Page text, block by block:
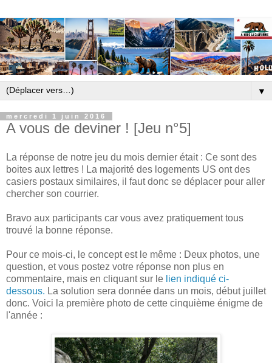
▼
mercredi 1 juin 2016
A vous de deviner ! [Jeu n°5]
La réponse de notre jeu du mois dernier était : Ce sont des
boites aux lettres ! La majorité des logements US ont des
casiers postaux similaires, il faut donc se déplacer pour aller
chercher son courrier.
Bravo aux participants car vous avez pratiquement tous
trouvé la bonne réponse.
Pour ce mois-ci, le concept est le même : Deux photos, une
question, et vous postez votre réponse non plus en
commentaire, mais en cliquant sur le lien indiqué ci-
dessous. La solution sera donnée dans un mois, début juillet
donc. Voici la première photo de cette cinquième énigme de
l'année :